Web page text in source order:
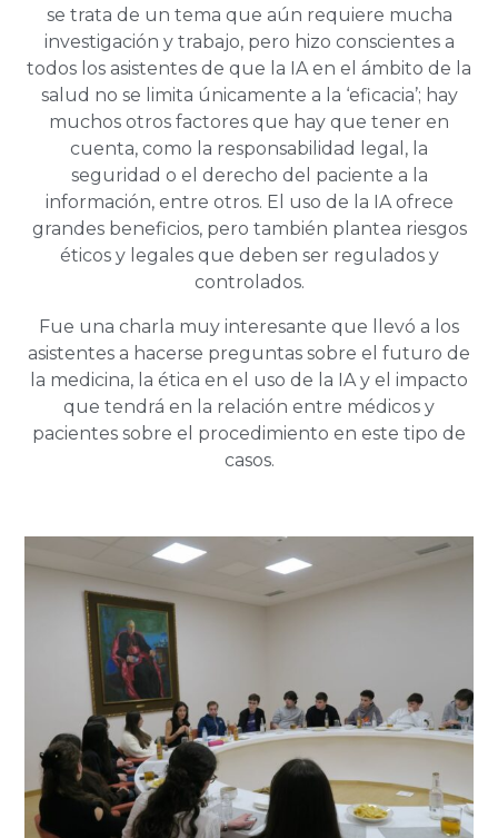
se trata de un tema que aún requiere mucha
investigación y trabajo, pero hizo conscientes a
todos los asistentes de que la IA en el ámbito de la
salud no se limita únicamente a la ‘eficacia’; hay
muchos otros factores que hay que tener en
cuenta, como la responsabilidad legal, la
seguridad o el derecho del paciente a la
información, entre otros. El uso de la IA ofrece
grandes beneficios, pero también plantea riesgos
éticos y legales que deben ser regulados y
controlados.
Fue una charla muy interesante que llevó a los
asistentes a hacerse preguntas sobre el futuro de
la medicina, la ética en el uso de la IA y el impacto
que tendrá en la relación entre médicos y
pacientes sobre el procedimiento en este tipo de
casos.